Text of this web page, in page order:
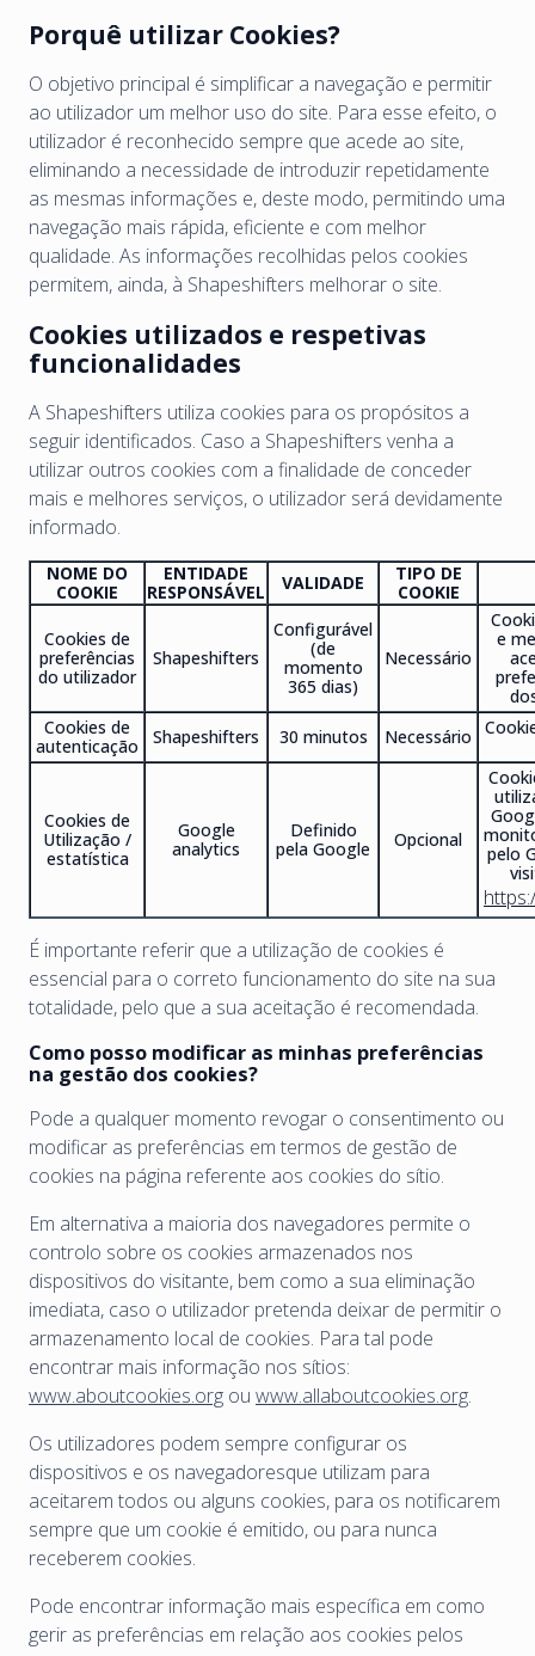
Porquê utilizar Cookies?
O objetivo principal é simplificar a navegação e permitir
ao utilizador um melhor uso do site. Para esse efeito, o
utilizador é reconhecido sempre que acede ao site,
eliminando a necessidade de introduzir repetidamente
as mesmas informações e, deste modo, permitindo uma
navegação mais rápida, eficiente e com melhor
qualidade. As informações recolhidas pelos cookies
permitem, ainda, à Shapeshifters melhorar o site.
Cookies utilizados e respetivas
funcionalidades
A Shapeshifters utiliza cookies para os propósitos a
seguir identificados. Caso a Shapeshifters venha a
utilizar outros cookies com a finalidade de conceder
mais e melhores serviços, o utilizador será devidamente
informado.
NOME DO
COOKIE
ENTIDADE
RESPONSÁVEL
VALIDADE
TIPO DE
COOKIE
Cookies de
preferências
do utilizador
Shapeshifters
Configurável
(de
momento
365 dias)
Necessário
e
Cookies de
autenticação
Shapeshifters 30 minutos Necessário
Cookies de
Utilização /
estatística
Google
analytics
Definido
pela Google
Opcional
pelo
É importante referir que a utilização de cookies é
essencial para o correto funcionamento do site na sua
totalidade, pelo que a sua aceitação é recomendada.
Como posso modificar as minhas preferências
na gestão dos cookies?
Pode a qualquer momento revogar o consentimento ou
modificar as preferências em termos de gestão de
cookies na página referente aos cookies do sítio.
Em alternativa a maioria dos navegadores permite o
controlo sobre os cookies armazenados nos
dispositivos do visitante, bem como a sua eliminação
imediata, caso o utilizador pretenda deixar de permitir o
armazenamento local de cookies. Para tal pode
encontrar mais informação nos sítios:
www.aboutcookies.org ou www.allaboutcookies.org.
Os utilizadores podem sempre configurar os
dispositivos e os navegadoresque utilizam para
aceitarem todos ou alguns cookies, para os notificarem
sempre que um cookie é emitido, ou para nunca
receberem cookies.
Pode encontrar informação mais específica em como
gerir as preferências em relação aos cookies pelos